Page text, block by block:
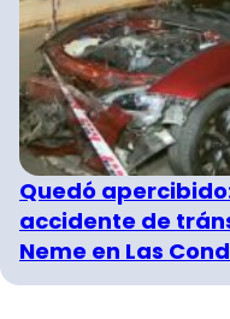
Quedó
accidente de
Neme en Las